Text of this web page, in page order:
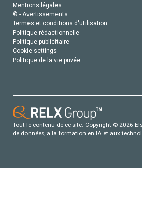
Mentions légales
© - Avertissements
Termes et conditions d'utilisation
Politique rédactionnelle
Politique publicitaire
Cookie settings
Politique de la vie privée
Tout le contenu de ce site: Copyright © 2026
de données, a la formation en IA et aux